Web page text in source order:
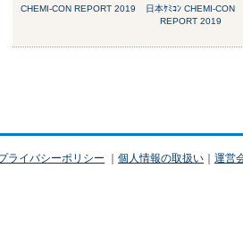
CHEMI-CON REPORT 2019
日本ｹﾐｺﾝ CHEMI-CON
REPORT 2019
ライバシーポリシー ｜ 個人情報の取扱い ｜ 運営